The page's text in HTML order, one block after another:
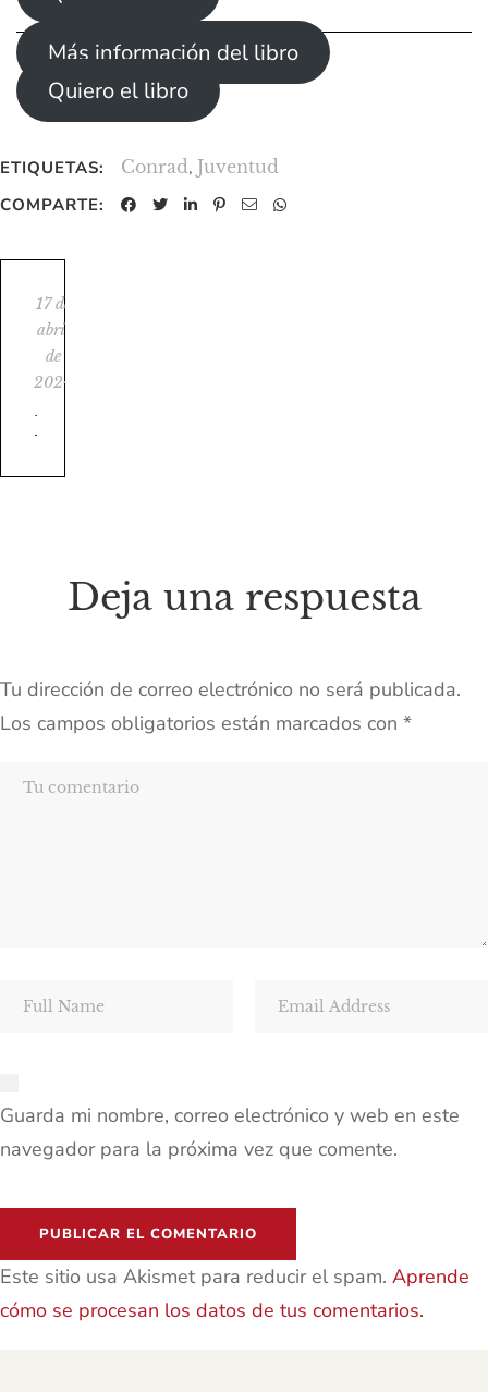
Más información del libro
Quiero el libro
ETIQUETAS: Conrad, Juventud
COMPARTE:
17 de
abril
de
2024
Deja una respuesta
Tu dirección de correo electrónico no será publicada.
Los campos obligatorios están marcados con *
Guarda mi nombre, correo electrónico y web en este
navegador para la próxima vez que comente.
Este sitio usa Akismet para reducir el spam. Aprende
cómo se procesan los datos de tus comentarios.